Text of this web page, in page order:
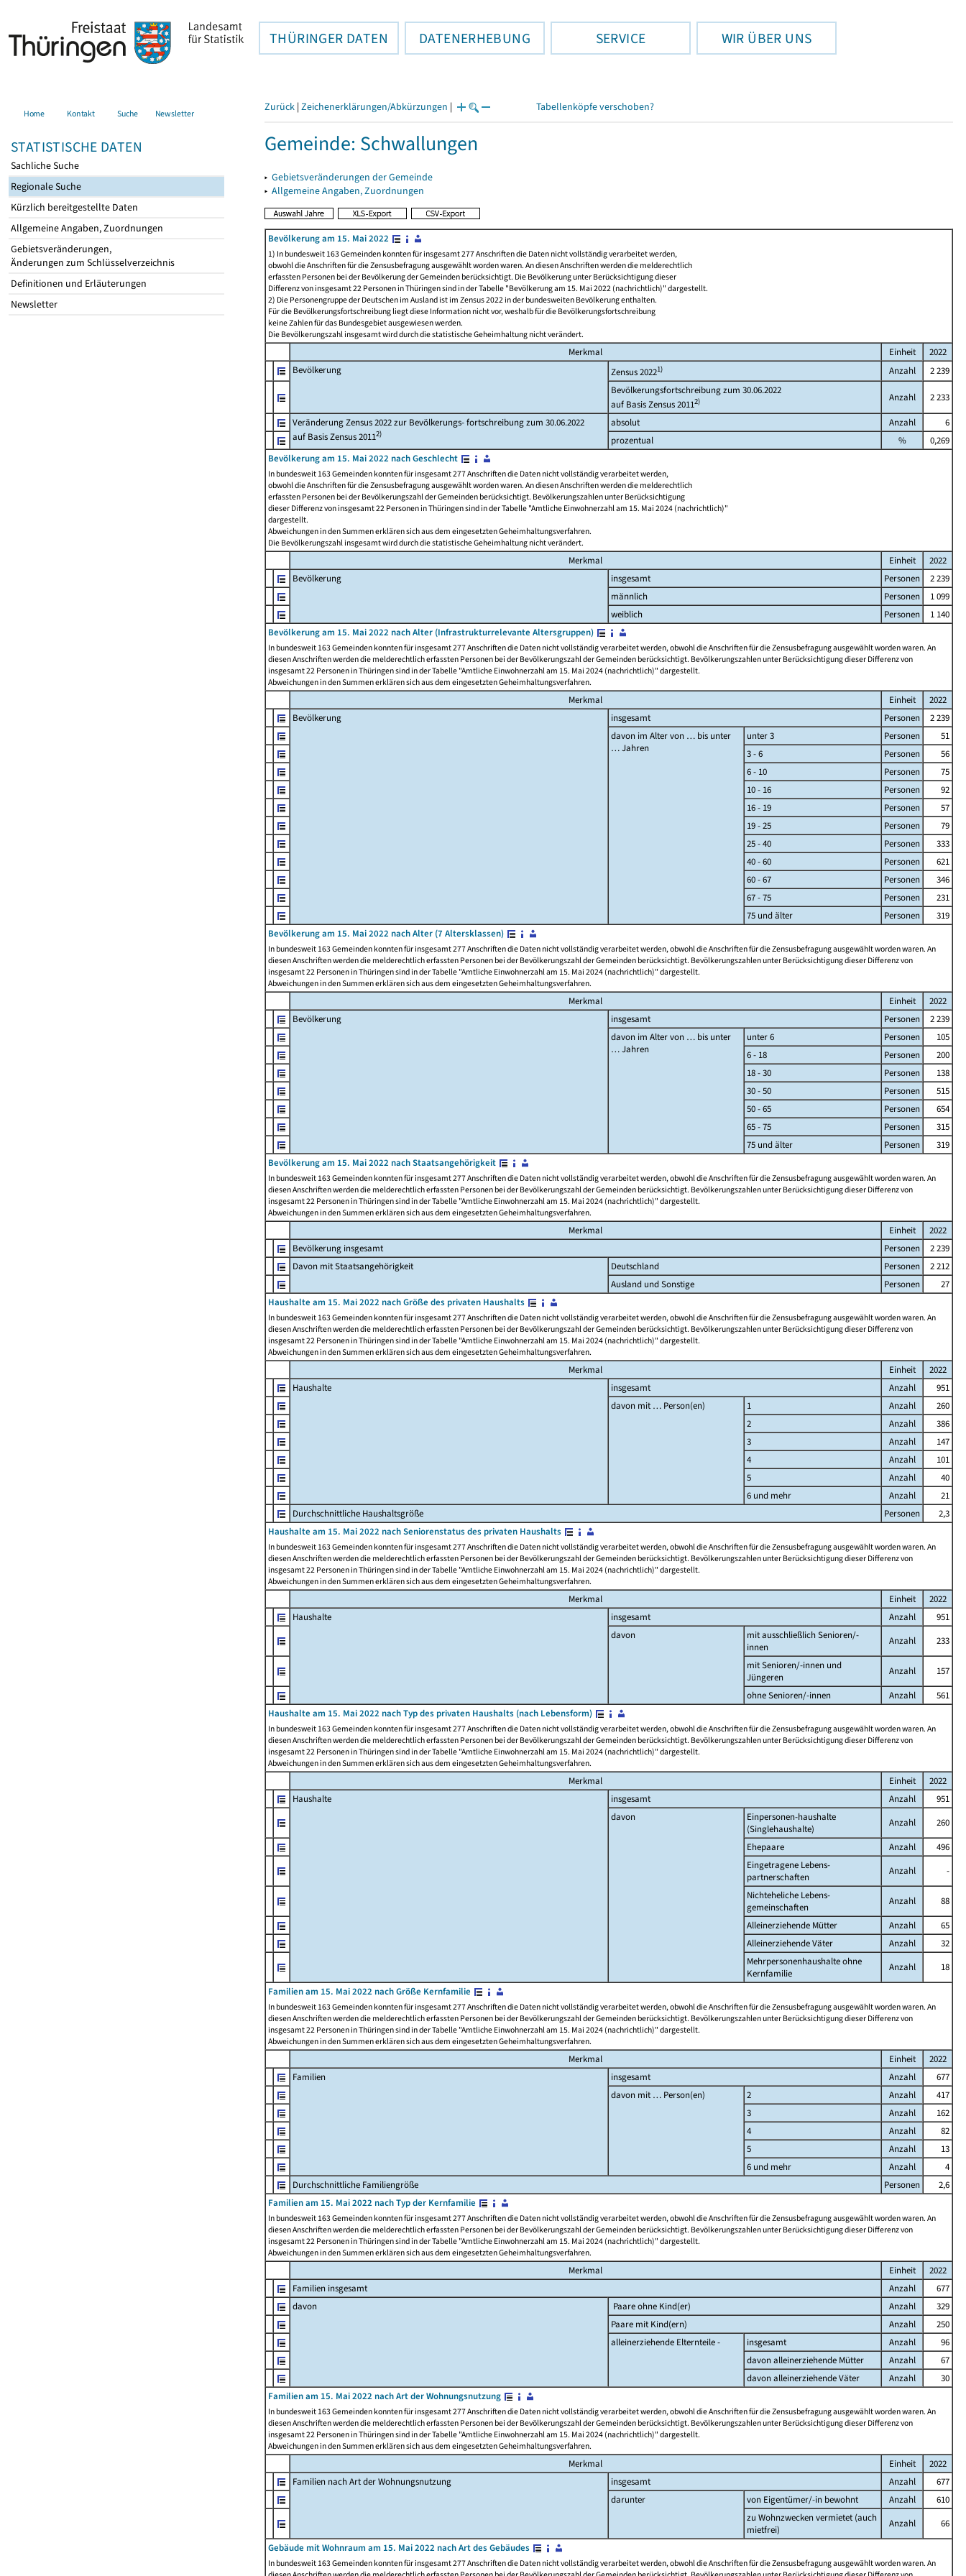
THÜRINGER DATEN DATENERHEBUNG SERVICE WIR ÜBER UNS
Home Kontakt Suche Newsletter
STATISTISCHE DATEN
Sachliche Suche
Regionale Suche
Kürzlich bereitgestellte Daten
Allgemeine Angaben, Zuordnungen
Gebietsveränderungen,
Änderungen zum Schlüsselverzeichnis
Definitionen und Erläuterungen
Newsletter
Zurück | Zeichenerklärungen/Abkürzungen | Tabellenköpfe verschoben?
Gemeinde: Schwallungen
▸ Gebietsveränderungen der Gemeinde
▸ Allgemeine Angaben, Zuordnungen
Bevölkerung am 15. Mai 2022
1) In bundesweit 163 Gemeinden konnten für insgesamt 277 Anschriften die Daten nicht vollständig verarbeitet werden,
obwohl die Anschriften für die Zensusbefragung ausgewählt worden waren. An diesen Anschriften werden die melderechtlich
erfassten Personen bei der Bevölkerung der Gemeinden berücksichtigt. Die Bevölkerung unter Berücksichtigung dieser
Differenz von insgesamt 22 Personen in Thüringen sind in der Tabelle "Bevölkerung am 15. Mai 2022 (nachrichtlich)" dargestellt.
2) Die Personengruppe der Deutschen im Ausland ist im Zensus 2022 in der bundesweiten Bevölkerung enthalten.
Für die Bevölkerungsfortschreibung liegt diese Information nicht vor, weshalb für die Bevölkerungsfortschreibung
keine Zahlen für das Bundesgebiet ausgewiesen werden.
Die Bevölkerungszahl insgesamt wird durch die statistische Geheimhaltung nicht verändert.
Merkmal Einheit
2022
Bevölkerung
Zensus 20221) Anzahl
2 239
Bevölkerungsfortschreibung zum 30.06.2022
auf Basis Zensus 20112) Anzahl 2 233
Veränderung Zensus 2022 zur Bevölkerungs- fortschreibung zum 30.06.2022
auf Basis Zensus 20112)
absolut Anzahl
6
prozentual
%
0,269
Bevölkerung am 15. Mai 2022 nach Geschlecht
In bundesweit 163 Gemeinden konnten für insgesamt 277 Anschriften die Daten nicht vollständig verarbeitet werden,
obwohl die Anschriften für die Zensusbefragung ausgewählt worden waren. An diesen Anschriften werden die melderechtlich
erfassten Personen bei der Bevölkerungszahl der Gemeinden berücksichtigt. Bevölkerungszahlen unter Berücksichtigung
dieser Differenz von insgesamt 22 Personen in Thüringen sind in der Tabelle "Amtliche Einwohnerzahl am 15. Mai 2024 (nachrichtlich)"
dargestellt.
Abweichungen in den Summen erklären sich aus dem eingesetzten Geheimhaltungsverfahren.
Die Bevölkerungszahl insgesamt wird durch die statistische Geheimhaltung nicht verändert.
Merkmal Einheit
2022
Bevölkerung
insgesamt Personen
2 239
männlich
Personen
1 099
weiblich
Personen
1 140
Bevölkerung am 15. Mai 2022 nach Alter (Infrastrukturrelevante Altersgruppen)
In bundesweit 163 Gemeinden konnten für insgesamt 277 Anschriften die Daten nicht vollständig verarbeitet werden, obwohl die Anschriften für die Zensusbefragung ausgewählt worden waren. An
diesen Anschriften werden die melderechtlich erfassten Personen bei der Bevölkerungszahl der Gemeinden berücksichtigt. Bevölkerungszahlen unter Berücksichtigung dieser Differenz von
insgesamt 22 Personen in Thüringen sind in der Tabelle "Amtliche Einwohnerzahl am 15. Mai 2024 (nachrichtlich)" dargestellt.
Abweichungen in den Summen erklären sich aus dem eingesetzten Geheimhaltungsverfahren.
Merkmal Einheit
2022
Bevölkerung
insgesamt Personen
2 239
davon im Alter von … bis unter
… Jahren
unter 3 Personen
51
3 - 6
Personen
56
6 - 10
Personen
75
10 - 16
Personen
92
16 - 19
Personen
57
19 - 25
Personen
79
25 - 40
Personen
333
40 - 60
Personen
621
60 - 67
Personen
346
67 - 75
Personen
231
75 und älter
Personen
319
Bevölkerung am 15. Mai 2022 nach Alter (7 Altersklassen)
In bundesweit 163 Gemeinden konnten für insgesamt 277 Anschriften die Daten nicht vollständig verarbeitet werden, obwohl die Anschriften für die Zensusbefragung ausgewählt worden waren. An
diesen Anschriften werden die melderechtlich erfassten Personen bei der Bevölkerungszahl der Gemeinden berücksichtigt. Bevölkerungszahlen unter Berücksichtigung dieser Differenz von
insgesamt 22 Personen in Thüringen sind in der Tabelle "Amtliche Einwohnerzahl am 15. Mai 2024 (nachrichtlich)" dargestellt.
Abweichungen in den Summen erklären sich aus dem eingesetzten Geheimhaltungsverfahren.
Merkmal Einheit
2022
Bevölkerung
insgesamt Personen
2 239
davon im Alter von … bis unter
… Jahren
unter 6 Personen
105
6 - 18
Personen
200
18 - 30
Personen
138
30 - 50
Personen
515
50 - 65
Personen
654
65 - 75
Personen
315
75 und älter
Personen
319
Bevölkerung am 15. Mai 2022 nach Staatsangehörigkeit
In bundesweit 163 Gemeinden konnten für insgesamt 277 Anschriften die Daten nicht vollständig verarbeitet werden, obwohl die Anschriften für die Zensusbefragung ausgewählt worden waren. An
diesen Anschriften werden die melderechtlich erfassten Personen bei der Bevölkerungszahl der Gemeinden berücksichtigt. Bevölkerungszahlen unter Berücksichtigung dieser Differenz von
insgesamt 22 Personen in Thüringen sind in der Tabelle "Amtliche Einwohnerzahl am 15. Mai 2024 (nachrichtlich)" dargestellt.
Abweichungen in den Summen erklären sich aus dem eingesetzten Geheimhaltungsverfahren.
Merkmal Einheit
2022
Bevölkerung insgesamt
Personen
2 239
Davon mit Staatsangehörigkeit
Deutschland Personen
2 212
Ausland und Sonstige
Personen
27
Haushalte am 15. Mai 2022 nach Größe des privaten Haushalts
In bundesweit 163 Gemeinden konnten für insgesamt 277 Anschriften die Daten nicht vollständig verarbeitet werden, obwohl die Anschriften für die Zensusbefragung ausgewählt worden waren. An
diesen Anschriften werden die melderechtlich erfassten Personen bei der Bevölkerungszahl der Gemeinden berücksichtigt. Bevölkerungszahlen unter Berücksichtigung dieser Differenz von
insgesamt 22 Personen in Thüringen sind in der Tabelle "Amtliche Einwohnerzahl am 15. Mai 2024 (nachrichtlich)" dargestellt.
Abweichungen in den Summen erklären sich aus dem eingesetzten Geheimhaltungsverfahren.
Merkmal Einheit
2022
Haushalte
insgesamt Anzahl
951
davon mit … Person(en)
1 Anzahl
260
2
Anzahl
386
3
Anzahl
147
4
Anzahl
101
5
Anzahl
40
6 und mehr
Anzahl
21
Durchschnittliche Haushaltsgröße
Personen
2,3
Haushalte am 15. Mai 2022 nach Seniorenstatus des privaten Haushalts
In bundesweit 163 Gemeinden konnten für insgesamt 277 Anschriften die Daten nicht vollständig verarbeitet werden, obwohl die Anschriften für die Zensusbefragung ausgewählt worden waren. An
diesen Anschriften werden die melderechtlich erfassten Personen bei der Bevölkerungszahl der Gemeinden berücksichtigt. Bevölkerungszahlen unter Berücksichtigung dieser Differenz von
insgesamt 22 Personen in Thüringen sind in der Tabelle "Amtliche Einwohnerzahl am 15. Mai 2024 (nachrichtlich)" dargestellt.
Abweichungen in den Summen erklären sich aus dem eingesetzten Geheimhaltungsverfahren.
Merkmal Einheit
2022
Haushalte
insgesamt Anzahl
951
davon
mit ausschließlich Senioren/-
innen
Anzahl
233
mit Senioren/-innen und
Jüngeren
Anzahl
157
ohne Senioren/-innen
Anzahl
561
Haushalte am 15. Mai 2022 nach Typ des privaten Haushalts (nach Lebensform)
In bundesweit 163 Gemeinden konnten für insgesamt 277 Anschriften die Daten nicht vollständig verarbeitet werden, obwohl die Anschriften für die Zensusbefragung ausgewählt worden waren. An
diesen Anschriften werden die melderechtlich erfassten Personen bei der Bevölkerungszahl der Gemeinden berücksichtigt. Bevölkerungszahlen unter Berücksichtigung dieser Differenz von
insgesamt 22 Personen in Thüringen sind in der Tabelle "Amtliche Einwohnerzahl am 15. Mai 2024 (nachrichtlich)" dargestellt.
Abweichungen in den Summen erklären sich aus dem eingesetzten Geheimhaltungsverfahren.
Merkmal Einheit
2022
Haushalte
insgesamt Anzahl
951
davon
Einpersonen-haushalte
(Singlehaushalte)
Anzahl
260
Ehepaare
Anzahl
496
Eingetragene Lebens-
partnerschaften
Anzahl
-
Nichteheliche Lebens-
gemeinschaften
Anzahl
88
Alleinerziehende Mütter
Anzahl
65
Alleinerziehende Väter
Anzahl
32
Mehrpersonenhaushalte ohne
Kernfamilie
Anzahl
18
Familien am 15. Mai 2022 nach Größe Kernfamilie
In bundesweit 163 Gemeinden konnten für insgesamt 277 Anschriften die Daten nicht vollständig verarbeitet werden, obwohl die Anschriften für die Zensusbefragung ausgewählt worden waren. An
diesen Anschriften werden die melderechtlich erfassten Personen bei der Bevölkerungszahl der Gemeinden berücksichtigt. Bevölkerungszahlen unter Berücksichtigung dieser Differenz von
insgesamt 22 Personen in Thüringen sind in der Tabelle "Amtliche Einwohnerzahl am 15. Mai 2024 (nachrichtlich)" dargestellt.
Abweichungen in den Summen erklären sich aus dem eingesetzten Geheimhaltungsverfahren.
Merkmal Einheit
2022
Familien
insgesamt Anzahl
677
davon mit … Person(en)
2 Anzahl
417
3
Anzahl
162
4
Anzahl
82
5
Anzahl
13
6 und mehr
Anzahl
4
Durchschnittliche Familiengröße
Personen
2,6
Familien am 15. Mai 2022 nach Typ der Kernfamilie
In bundesweit 163 Gemeinden konnten für insgesamt 277 Anschriften die Daten nicht vollständig verarbeitet werden, obwohl die Anschriften für die Zensusbefragung ausgewählt worden waren. An
diesen Anschriften werden die melderechtlich erfassten Personen bei der Bevölkerungszahl der Gemeinden berücksichtigt. Bevölkerungszahlen unter Berücksichtigung dieser Differenz von
insgesamt 22 Personen in Thüringen sind in der Tabelle "Amtliche Einwohnerzahl am 15. Mai 2024 (nachrichtlich)" dargestellt.
Abweichungen in den Summen erklären sich aus dem eingesetzten Geheimhaltungsverfahren.
Merkmal Einheit
2022
Familien insgesamt
Anzahl
677
davon
Paare ohne Kind(er) Anzahl
329
Paare mit Kind(ern)
Anzahl
250
alleinerziehende Elternteile -
insgesamt Anzahl
96
davon alleinerziehende Mütter
Anzahl
67
davon alleinerziehende Väter
Anzahl
30
Familien am 15. Mai 2022 nach Art der Wohnungsnutzung
In bundesweit 163 Gemeinden konnten für insgesamt 277 Anschriften die Daten nicht vollständig verarbeitet werden, obwohl die Anschriften für die Zensusbefragung ausgewählt worden waren. An
diesen Anschriften werden die melderechtlich erfassten Personen bei der Bevölkerungszahl der Gemeinden berücksichtigt. Bevölkerungszahlen unter Berücksichtigung dieser Differenz von
insgesamt 22 Personen in Thüringen sind in der Tabelle "Amtliche Einwohnerzahl am 15. Mai 2024 (nachrichtlich)" dargestellt.
Abweichungen in den Summen erklären sich aus dem eingesetzten Geheimhaltungsverfahren.
Merkmal Einheit
2022
Familien nach Art der Wohnungsnutzung
insgesamt Anzahl
677
darunter
von Eigentümer/-in bewohnt Anzahl
610
zu Wohnzwecken vermietet (auch
mietfrei)
Anzahl
66
Gebäude mit Wohnraum am 15. Mai 2022 nach Art des Gebäudes
In bundesweit 163 Gemeinden konnten für insgesamt 277 Anschriften die Daten nicht vollständig verarbeitet werden, obwohl die Anschriften für die Zensusbefragung ausgewählt worden waren. An